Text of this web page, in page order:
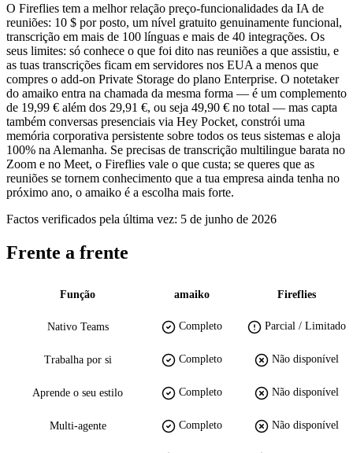
O Fireflies tem a melhor relação preço-funcionalidades da IA de
reuniões: 10 $ por posto, um nível gratuito genuinamente funcional,
transcrição em mais de 100 línguas e mais de 40 integrações. Os
seus limites: só conhece o que foi dito nas reuniões a que assistiu, e
as tuas transcrições ficam em servidores nos EUA a menos que
compres o add-on Private Storage do plano Enterprise. O notetaker
do amaiko entra na chamada da mesma forma — é um complemento
de 19,99 € além dos 29,91 €, ou seja 49,90 € no total — mas capta
também conversas presenciais via Hey Pocket, constrói uma
memória corporativa persistente sobre todos os teus sistemas e aloja
100% na Alemanha. Se precisas de transcrição multilingue barata no
Zoom e no Meet, o Fireflies vale o que custa; se queres que as
reuniões se tornem conhecimento que a tua empresa ainda tenha no
próximo ano, o amaiko é a escolha mais forte.
Factos verificados pela última vez: 5 de junho de 2026
Frente a frente
Função amaiko Fireflies
Nativo Teams Completo Parcial / Limitado
Trabalha por si Completo Não disponível
Aprende o seu estilo Completo Não disponível
Multi-agente Completo Não disponível